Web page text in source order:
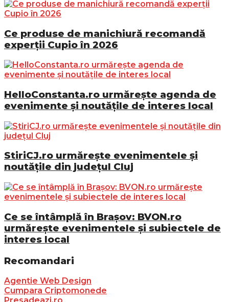
Ce produse de manichiură recomandă
experții Cupio în 2026
HelloConstanta.ro urmărește agenda de
evenimente și noutățile de interes local
StiriCJ.ro urmărește evenimentele și
noutățile din județul Cluj
Ce se întâmplă în Brașov: BVON.ro
urmărește evenimentele și subiectele de
interes local
Recomandari
Agentie Web Design
Cumpara Criptomonede